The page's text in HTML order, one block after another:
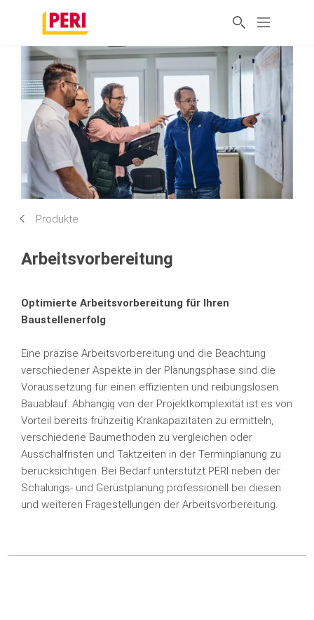
Produkte
Arbeitsvorbereitung
Optimierte Arbeitsvorbereitung für Ihren
Baustellenerfolg
Eine präzise Arbeitsvorbereitung und die Beachtung
verschiedener Aspekte in der Planungsphase sind die
Voraussetzung für einen effizienten und reibungslosen
Bauablauf. Abhängig von der Projektkomplexität ist es von
Vorteil bereits frühzeitig Krankapazitäten zu ermitteln,
verschiedene Baumethoden zu vergleichen oder
Ausschalfristen und Taktzeiten in der Terminplanung zu
berücksichtigen. Bei Bedarf unterstützt PERI neben der
Schalungs- und Gerüstplanung professionell bei diesen
und weiteren Fragestellungen der Arbeitsvorbereitung.